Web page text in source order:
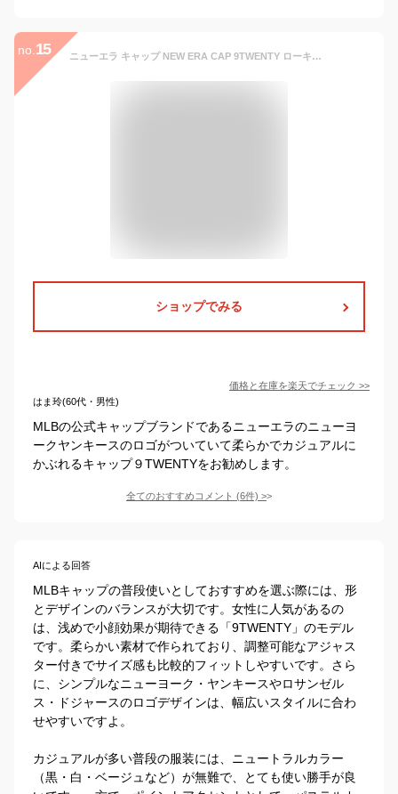
no. 15 ニューエラ キャップ NEW ERA CAP 9TWENTY ローキャップ メンズ レディース 帽子 ロサンゼルス ドジャース LA NY MLB ニューヨーク ヤンキース ONSPOTZ 別注 カラーあり 黒 白 ベージュ 春夏 ブランド 深め おしゃれ かっこいい 人気
ショップでみる
価格と在庫を楽天でチェック >>
はま玲(60代・男性)
MLBの公式キャップブランドであるニューエラのニューヨ
ークヤンキースのロゴがついていて柔らかでカジュアルに
かぶれるキャップ９TWENTYをお勧めします。
全てのおすすめコメント (6件) >
AIによる回答
MLBキャップの普段使いとしておすすめを選ぶ際には、形
とデザインのバランスが大切です。女性に人気があるの
は、浅めで小顔効果が期待できる「9TWENTY」のモデル
です。柔らかい素材で作られており、調整可能なアジャス
ター付きでサイズ感も比較的フィットしやすいです。さら
に、シンプルなニューヨーク・ヤンキースやロサンゼル
ス・ドジャースのロゴデザインは、幅広いスタイルに合わ
せやすいですよ。
カジュアルが多い普段の服装には、ニュートラルカラー
（黒・白・ベージュなど）が無難で、とても使い勝手が良